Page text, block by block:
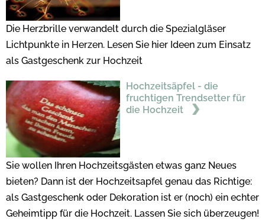
Die Herzbrille verwandelt durch die Spezialgläser
Lichtpunkte in Herzen. Lesen Sie hier Ideen zum Einsatz
als Gastgeschenk zur Hochzeit
Hochzeitsäpfel - die
fruchtigen Trendsetter für
die Hochzeit
Sie wollen Ihren Hochzeitsgästen etwas ganz Neues
bieten? Dann ist der Hochzeitsapfel genau das Richtige:
als Gastgeschenk oder Dekoration ist er (noch) ein echter
Geheimtipp für die Hochzeit. Lassen Sie sich überzeugen!